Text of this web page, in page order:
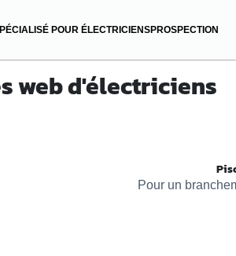
POUR ÉLECTRICIENSPROSPECTION
web d'électriciens
Pour un